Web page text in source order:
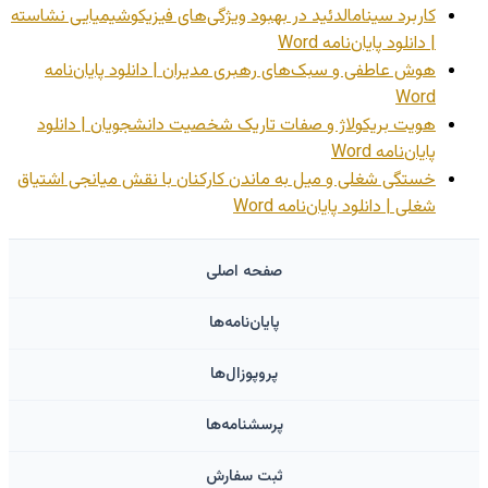
کاربرد سینامالدئید در بهبود ویژگی‌های فیزیکوشیمیایی نشاسته
| دانلود پایان‌نامه Word
هوش عاطفی و سبک‌های رهبری مدیران | دانلود پایان‌نامه
Word
هویت بریکولاژ و صفات تاریک شخصیت دانشجویان | دانلود
پایان‌نامه Word
خستگی شغلی و میل به ماندن کارکنان با نقش میانجی اشتیاق
شغلی | دانلود پایان‌نامه Word
صفحه اصلی
پایان‌نامه‌ها
پروپوزال‌ها
پرسشنامه‌ها
ثبت سفارش